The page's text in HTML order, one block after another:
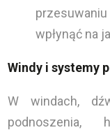
wpłynąć na
Windy i systemy
W windach,